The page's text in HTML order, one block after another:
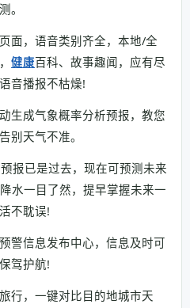
。
面，语音类别齐全，本地/全
健康百科、故事趣闻，应有尽
音播报不枯燥!
生成气象概率分析预报，教您
别天气不准。
报已是过去，现在可预测未来
水一目了然，提早掌握未来一
不耽误!
警信息发布中心，信息及时可
驾护航!
行，一键对比目的地城市天